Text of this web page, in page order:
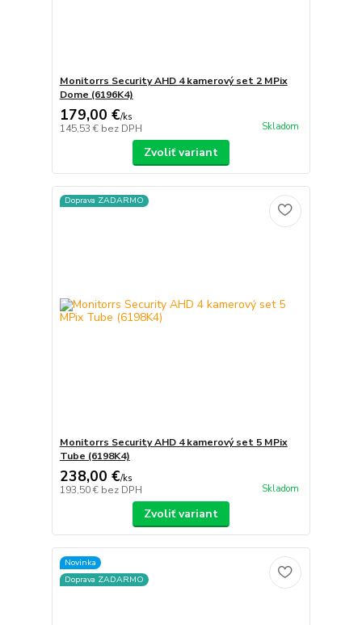
Monitorrs Security AHD 4 kamerový set 2 MPix
Dome (6196K4)
179,00 €/ks
145,53 € bez DPH Skladom
Zvoliť variant
Doprava ZADARMO
Monitorrs Security AHD 4 kamerový set 5 MPix
Tube (6198K4)
238,00 €/ks
193,50 € bez DPH Skladom
Zvoliť variant
Novinka
Doprava ZADARMO